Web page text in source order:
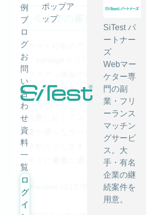
例
ブ
ロ
グ
お
問
い
合
わ
せ
資
料
一
覧
ロ
グ
イ
ポップア
ップ
SiTest パ
ートナー
ズ
Webマー
ケター専
門の副
業・フリ
ーランス
マッチン
グサービ
ス。大
手・有名
企業の継
続案件を
用意。
今までの審査方法
カード社会のアメリカでは、「
「vantageスコア」など、数種
スコア（借金の履歴をお金の管
数・偏差値をつけた評価方法）
代表的なものが「FICOスコア」
点数に応じてユーザーは審査を
査が通らなかったり、クレジッ
されたりします。逆に点数が非
すぐに審査に通ることになりま